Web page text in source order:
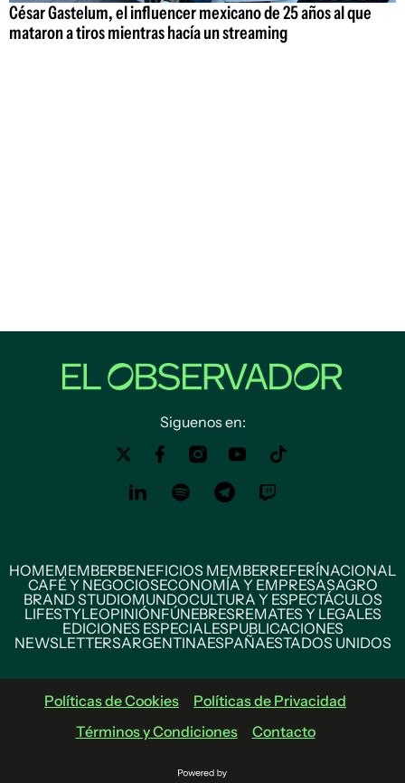
César Gastelum, el influencer mexicano de 25 años al que
mataron a tiros mientras hacía un streaming
Siguenos en:
HOMEMEMBERBENEFICIOS MEMBERREFERÍNACIONAL
CAFÉ Y NEGOCIOSECONOMÍA Y EMPRESASAGRO
BRAND STUDIOMUNDOCULTURA Y ESPECTÁCULOS
LIFESTYLEOPINIÓNFÚNEBRESREMATES Y LEGALES
EDICIONES ESPECIALESPUBLICACIONES
NEWSLETTERSARGENTINAESPAÑAESTADOS UNIDOS
Políticas de Cookies
Políticas de Privacidad
Términos y Condiciones
Contacto